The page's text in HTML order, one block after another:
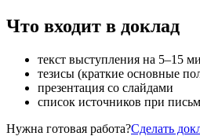
Что входит в доклад
текст выступления на 5–15
тезисы (краткие основные
презентация со слайдами
список источников при
Нужна готовая работа?Сделать